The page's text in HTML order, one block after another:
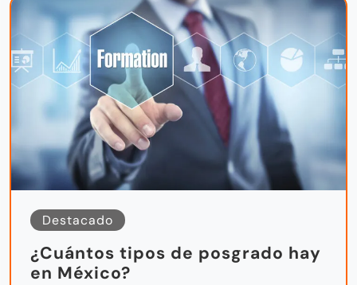
Destacado
¿Cuántos tipos de posgrado hay
en México?